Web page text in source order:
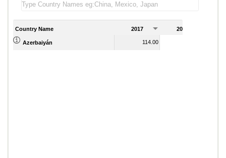
Country Name 2017 2018
Azerbaiyán 114.00